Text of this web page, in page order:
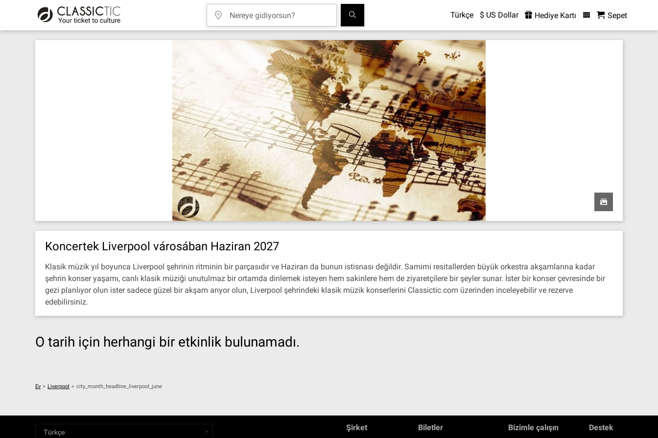
Türkçe $ US Dollar Hediye Kartı Sepet
Koncertek Liverpool városában Haziran 2027
Klasik müzik yıl boyunca Liverpool şehrinin ritminin bir parçasıdır ve Haziran da bunun istisnası değildir. Samimi resitallerden büyük orkestra akşamlarına kadar
şehrin konser yaşamı, canlı klasik müziği unutulmaz bir ortamda dinlemek isteyen hem sakinlere hem de ziyaretçilere bir şeyler sunar. İster bir konser çevresinde bir
gezi planlıyor olun ister sadece güzel bir akşam arıyor olun, Liverpool şehrindeki klasik müzik konserlerini Classictic.com üzerinden inceleyebilir ve rezerve
edebilirsiniz.
O tarih için herhangi bir etkinlik bulunamadı.
Ev > Liverpool > city_month_headline_liverpool_june
Şirket Biletler Bizimle çalışın Destek